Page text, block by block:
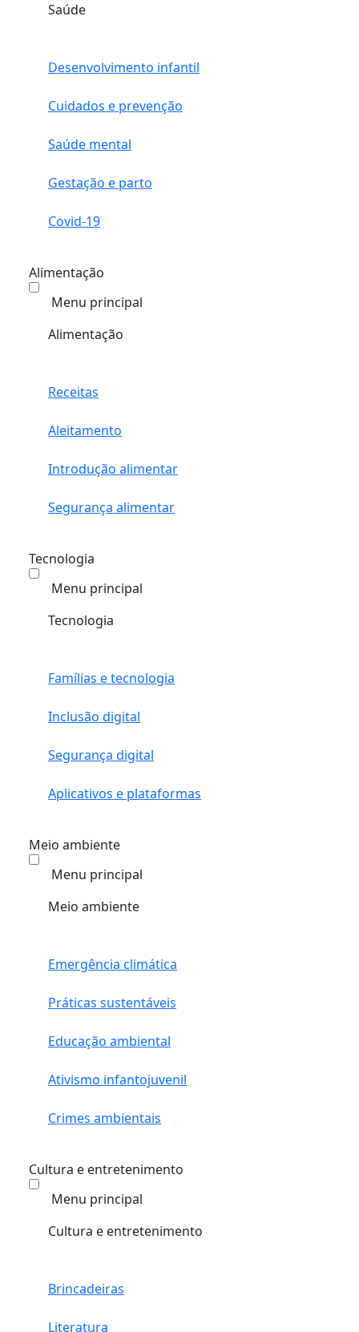
Saúde
Desenvolvimento infantil
Cuidados e prevenção
Saúde mental
Gestação e parto
Covid-19
Alimentação
Menu principal
Alimentação
Receitas
Aleitamento
Introdução alimentar
Segurança alimentar
Tecnologia
Menu principal
Tecnologia
Famílias e tecnologia
Inclusão digital
Segurança digital
Aplicativos e plataformas
Meio ambiente
Menu principal
Meio ambiente
Emergência climática
Práticas sustentáveis
Educação ambiental
Ativismo infantojuvenil
Crimes ambientais
Cultura e entretenimento
Menu principal
Cultura e entretenimento
Brincadeiras
Literatura